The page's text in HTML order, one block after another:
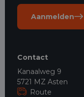
Aanmelden
Contact
Kanaalweg 9
5721 MZ Asten
Route